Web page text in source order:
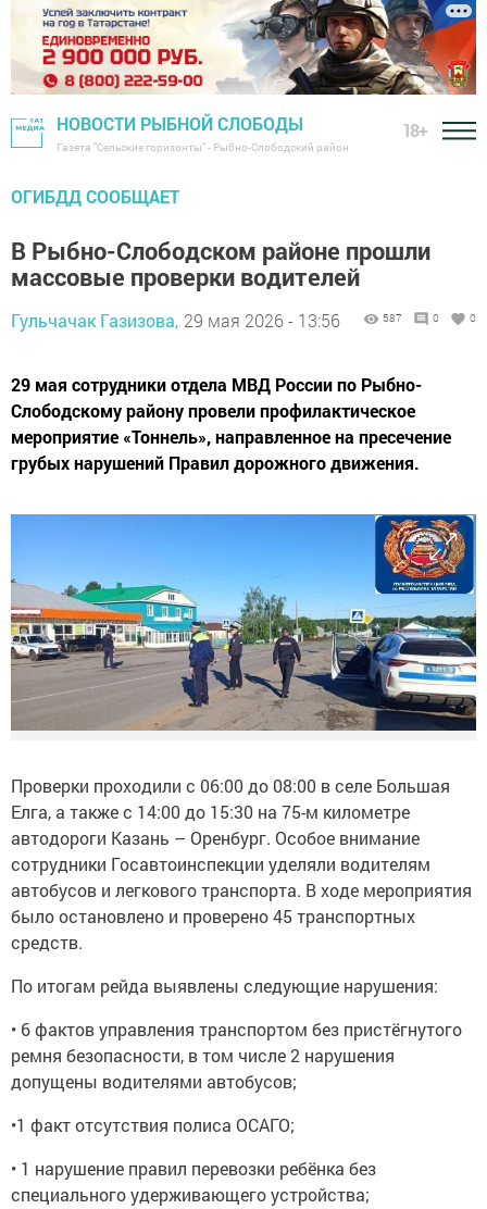
НОВОСТИ РЫБНОЙ СЛОБОДЫ
Газета "Сельские горизонты" - Рыбно-Слободский район
18+
ОГИБДД СООБЩАЕТ
В Рыбно-Слободском районе прошли
массовые проверки водителей
Гульчачак Газизова, 29 мая 2026 - 13:56 587 0 0
29 мая сотрудники отдела МВД России по Рыбно-
Слободскому району провели профилактическое
мероприятие «Тоннель», направленное на пресечение
грубых нарушений Правил дорожного движения.
Проверки проходили с 06:00 до 08:00 в селе Большая
Елга, а также с 14:00 до 15:30 на 75-м километре
автодороги Казань – Оренбург. Особое внимание
сотрудники Госавтоинспекции уделяли водителям
автобусов и легкового транспорта. В ходе мероприятия
было остановлено и проверено 45 транспортных
средств.
По итогам рейда выявлены следующие нарушения:
• 6 фактов управления транспортом без пристёгнутого
ремня безопасности, в том числе 2 нарушения
допущены водителями автобусов;
•1 факт отсутствия полиса ОСАГО;
• 1 нарушение правил перевозки ребёнка без
специального удерживающего устройства;